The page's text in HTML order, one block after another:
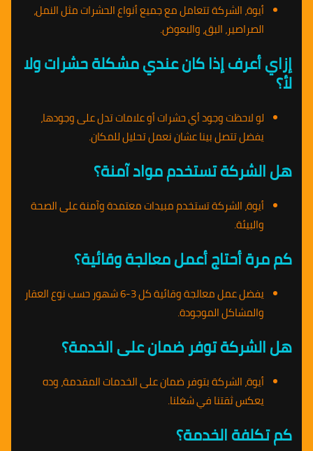
أيوة، الشركة تتعامل مع جميع أنواع الحشرات مثل النمل،
الصراصير، البق، والبعوض.
إزاي أعرف إذا كان عندي مشكلة حشرات ولا
لأ؟
لو لاحظت وجود أي حشرات أو علامات تدل على وجودها،
يفضل تتصل بينا عشان نعمل تحليل للمكان.
هل الشركة تستخدم مواد آمنة؟
أيوة، الشركة تستخدم مبيدات معتمدة وآمنة على الصحة
والبيئة.
كم مرة أحتاج أعمل معالجة وقائية؟
يفضل عمل معالجة وقائية كل 3-6 شهور حسب نوع العقار
والمشاكل الموجودة.
هل الشركة توفر ضمان على الخدمة؟
أيوة، الشركة بتوفر ضمان على الخدمات المقدمة، وده
يعكس ثقتنا في شغلنا.
كم تكلفة الخدمة؟